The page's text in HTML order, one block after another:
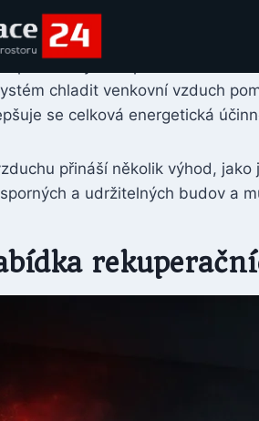
obvykle obsahuje
chladit venkovní vzduch
se celková energetická
přináší několik výhod,
a udržitelných budov a